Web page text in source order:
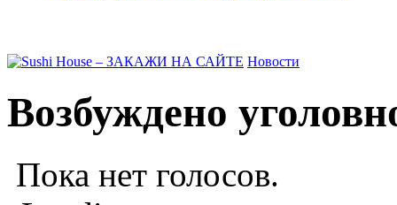
Новости
Возбуждено
Пока нет голосов.